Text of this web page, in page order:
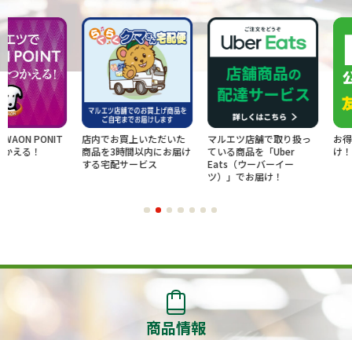
店内でお買上いただいた
商品を3時間以内にお届け
する宅配サービス
マルエツ店舗で取り扱っ
ている商品を「Uber
Eats（ウーバーイー
ツ）」でお届け！
お得な情報を
け！お友だち
商品情報